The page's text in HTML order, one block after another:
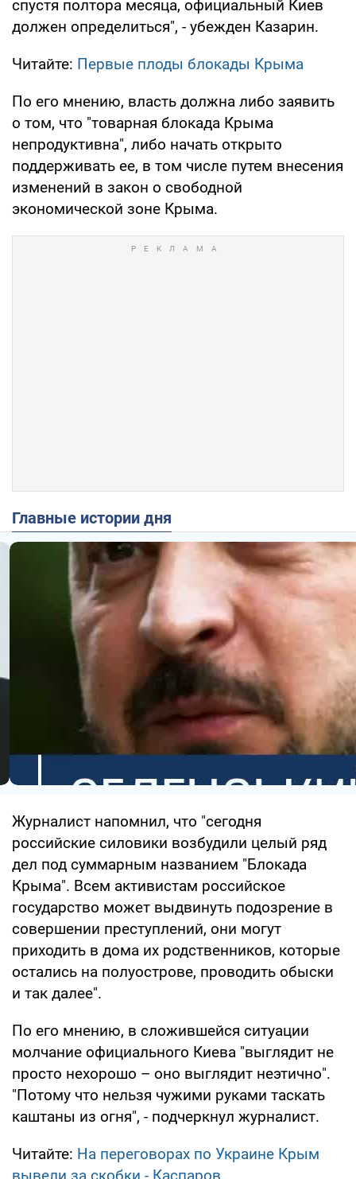
спустя полтора месяца, официальный Киев
должен определиться", - убежден Казарин.
Читайте: Первые плоды блокады Крыма
По его мнению, власть должна либо заявить
о том, что "товарная блокада Крыма
непродуктивна", либо начать открыто
поддерживать ее, в том числе путем внесения
изменений в закон о свободной
экономической зоне Крыма.
Главные истории дня
Журналист напомнил, что "сегодня
российские силовики возбудили целый ряд
дел под суммарным названием "Блокада
Крыма". Всем активистам российское
государство может выдвинуть подозрение в
совершении преступлений, они могут
приходить в дома их родственников, которые
остались на полуострове, проводить обыски
и так далее".
По его мнению, в сложившейся ситуации
молчание официального Киева "выглядит не
просто нехорошо – оно выглядит неэтично".
"Потому что нельзя чужими руками таскать
каштаны из огня", - подчеркнул журналист.
Читайте: На переговорах по Украине Крым
вывели за скобки - Каспаров